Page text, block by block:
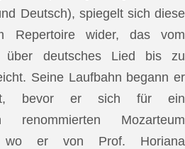
Deutsch), spiegelt sich diese
Repertoire wider, das vom
über deutsches Lied bis zu
Seine Laufbahn begann er
bevor er sich für ein
renommierten Mozarteum
wo er von Prof. Horiana